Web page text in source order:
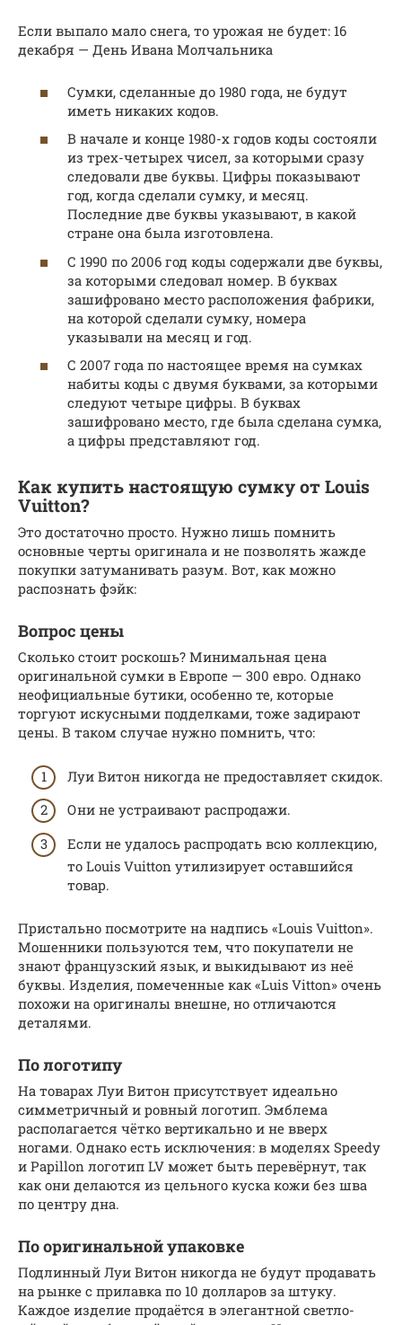
Если выпало мало снега, то урожая не будет: 16
декабря — День Ивана Молчальника
Сумки, сделанные до 1980 года, не будут
иметь никаких кодов.
В начале и конце 1980-х годов коды состояли
из трех-четырех чисел, за которыми сразу
следовали две буквы. Цифры показывают
год, когда сделали сумку, и месяц.
Последние две буквы указывают, в какой
стране она была изготовлена.
С 1990 по 2006 год коды содержали две буквы,
за которыми следовал номер. В буквах
зашифровано место расположения фабрики,
на которой сделали сумку, номера
указывали на месяц и год.
С 2007 года по настоящее время на сумках
набиты коды с двумя буквами, за которыми
следуют четыре цифры. В буквах
зашифровано место, где была сделана сумка,
а цифры представляют год.
Как купить настоящую сумку от Louis
Vuitton?
Это достаточно просто. Нужно лишь помнить
основные черты оригинала и не позволять жажде
покупки затуманивать разум. Вот, как можно
распознать фэйк:
Вопрос цены
Сколько стоит роскошь? Минимальная цена
оригинальной сумки в Европе — 300 евро. Однако
неофициальные бутики, особенно те, которые
торгуют искусными подделками, тоже задирают
цены. В таком случае нужно помнить, что:
Луи Витон никогда не предоставляет скидок.
Они не устраивают распродажи.
Если не удалось распродать всю коллекцию,
то Louis Vuitton утилизирует оставшийся
товар.
Пристально посмотрите на надпись «Louis Vuitton».
Мошенники пользуются тем, что покупатели не
знают французский язык, и выкидывают из неё
буквы. Изделия, помеченные как «Luis Vitton» очень
похожи на оригиналы внешне, но отличаются
деталями.
По логотипу
На товарах Луи Витон присутствует идеально
симметричный и ровный логотип. Эмблема
располагается чётко вертикально и не вверх
ногами. Однако есть исключения: в моделях Speedy
и Papillon логотип LV может быть перевёрнут, так
как они делаются из цельного куска кожи без шва
по центру дна.
По оригинальной упаковке
Подлинный Луи Витон никогда не будут продавать
на рынке с прилавка по 10 долларов за штуку.
Каждое изделие продаётся в элегантной светло-